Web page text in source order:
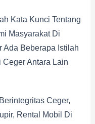
Kata Kunci Tentang
Masyarakat Di
Ada Beberapa Istilah
Antara Lain
Ceger,
Rental Mobil Di